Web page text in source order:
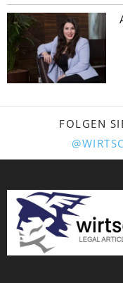
FOLGEN